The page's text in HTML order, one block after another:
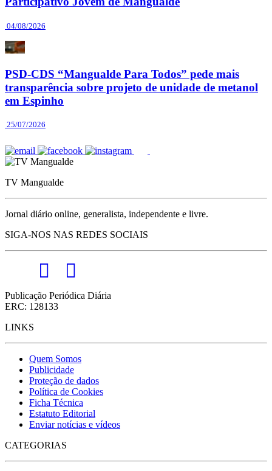
04/08/2026
PSD-CDS “Mangualde Para Todos” pede mais
transparência sobre projeto de unidade de metanol
em Espinho
25/07/2026
TV Mangualde
Jornal diário online, generalista, independente e livre.
SIGA-NOS NAS REDES SOCIAIS
Publicação Periódica Diária
ERC: 128133
LINKS
Quem Somos
Publicidade
Proteção de dados
Política de Cookies
Ficha Técnica
Estatuto Editorial
Enviar notícias e vídeos
CATEGORIAS